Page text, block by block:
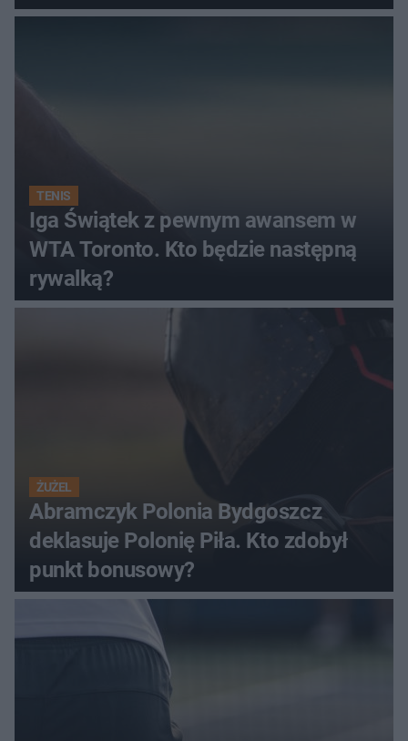
TENIS
Iga Świątek z pewnym awansem w
WTA Toronto. Kto będzie następną
rywalką?
ŻUŻEL
Abramczyk Polonia Bydgoszcz
deklasuje Polonię Piła. Kto zdobył
punkt bonusowy?